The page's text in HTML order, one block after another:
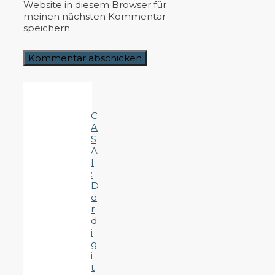
Website in diesem Browser für
meinen nächsten Kommentar
speichern.
C
A
S
A
I
:
D
e
r
d
i
g
i
t